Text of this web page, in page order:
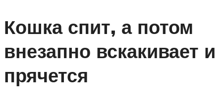
Кошка спит, а потом
внезапно вскакивает и
прячется